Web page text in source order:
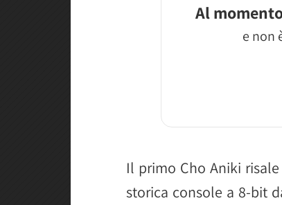
Al
e non
Il primo Cho Aniki
storica console a 8-bit